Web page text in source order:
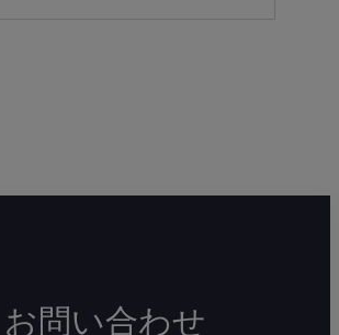
お問い合わせ